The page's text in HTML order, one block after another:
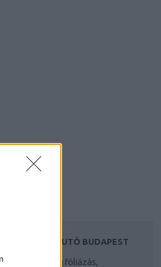
HASZNÁLTAUTÓ BUDAPEST
és autóüveg fóliázás,